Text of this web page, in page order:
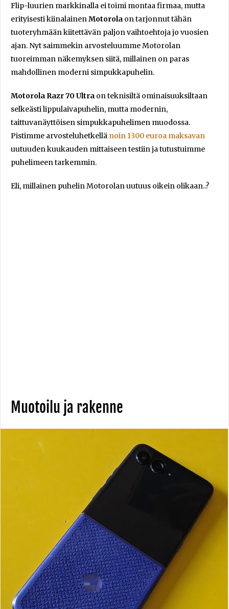
Flip-luurien markkinalla ei toimi montaa firmaa, mutta
erityisesti kiinalainenMotorola on tarjonnut tähän
tuoteryhmään kiitettävän paljon vaihtoehtoja jo vuosien
ajan. Nyt saimmekin arvosteluumme Motorolan
tuoreimman näkemyksen siitä, millainen on paras
mahdollinen moderni simpukkapuhelin.
Motorola Razr 70 Ultra on teknisiltä ominaisuuksiltaan
selkeästi lippulaivapuhelin, mutta modernin,
taittuvanäyttöisen simpukkapuhelimen muodossa.
Pistimme arvosteluhetkellä noin 1300 euroa maksavan
uutuuden kuukauden mittaiseen testiin ja tutustuimme
puhelimeen tarkemmin.
Eli, millainen puhelin Motorolan uutuus oikein olikaan..?
Muotoilu ja rakenne